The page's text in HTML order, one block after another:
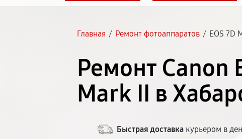
Главная / Ремонт фотоаппаратов / EOS 7D
Ремонт Canon
Mark II в
Быстрая доставка курьером в